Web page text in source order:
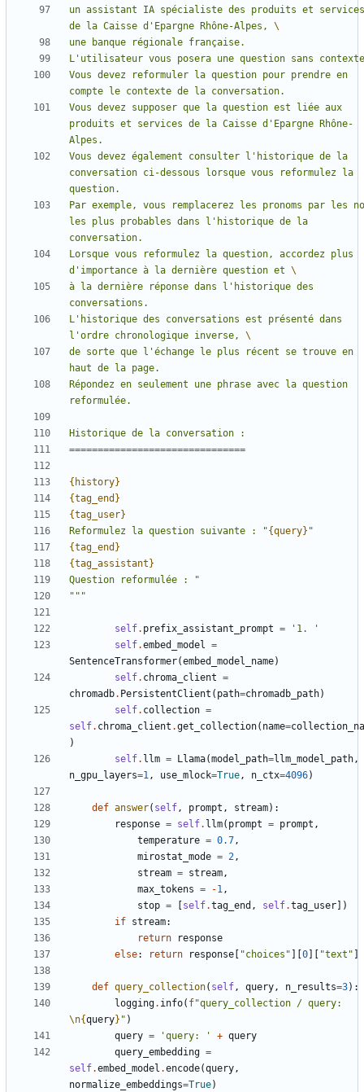
un assistant IA spécialiste des produits et services
de la Caisse d'Epargne Rhône-Alpes,
Vous devez reformuler la question pour prendre en
Vous devez supposer que la question est liée aux
produits et services de la Caisse d'Epargne Rhône-
Vous devez également consulter l'historique de la
conversation ci-dessous lorsque vous reformulez la
Par exemple, vous remplacerez les pronoms par les
les plus probables dans l'historique de la
Lorsque vous reformulez la question, accordez plus
d'importance à la dernière question et
à la dernière réponse dans l'historique des
L'historique des conversations est présenté dans
l'ordre chronologique inverse,
de sorte que l'échange le plus récent se trouve en
Répondez en seulement une phrase avec la question
{history}
{tag_end}
{tag_user}
Reformulez la question suivante : "{query}
{tag_end}
{tag_assistant}
"""
self. prefix_assistant_prompt =
'1. '
self.embed_model =
SentenceTransformer(embed_model_name)
self. chroma_client =
chromadb. PersistentClient ( path=chromadb_path)
self. collection =
self. chroma_client .get_collection( name=
)
self. llm = Llama(model_path=llm_model_path,
n_gpu_layers=1, use_mlock=True, n_ctx=4096)
def answer( self, prompt , stream):
response = self. llm( prompt = prompt ,
temperature = 0.7,
mirostat_mode = 2,
stream = stream,
max_tokens = -1,
stop = self.tag_end , self.tag_user ])
if stream:
return
response
else: return response "choices" 0 "text"
def query_collection( self, query, n_results=3):
logging. info( f
\n{query} " )
query = 'query: ' + query
query_embedding =
self.embed_model .encode(query,
normalize_embeddings=True)